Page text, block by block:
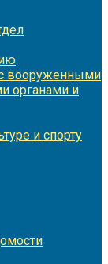
вооруженными
органами и
и спорту